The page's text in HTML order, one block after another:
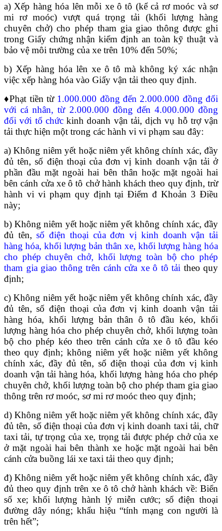
a) Xếp hàng hóa lên mỗi xe ô tô (kể cả rơ moóc và sơ
mi rơ moóc) vượt quá trọng tải (khối lượng hàng
chuyên chở) cho phép tham gia giao thông được ghi
trong Giấy chứng nhận kiểm định an toàn kỹ thuật và
bảo vệ môi trường của xe trên 10% đến 50%;
b) Xếp hàng hóa lên xe ô tô mà không ký xác nhận
việc xếp hàng hóa vào Giấy vận tải theo quy định.
♦Phạt tiền từ 1.000.000 đồng đến 2.000.000 đồng đối
với cá nhân, từ 2.000.000 đồng đến 4.000.000 đồng
đối với tổ chứckinh doanh vận tải, dịch vụ hỗ trợ vận
tải thực hiện một trong các hành vi vi phạm sau đây:
a) Không niêm yết hoặc niêm yết không chính xác, đầy
đủ tên, số điện thoại của đơn vị kinh doanh vận tải ở
phần đầu mặt ngoài hai bên thân hoặc mặt ngoài hai
bên cánh cửa xe ô tô chở hành khách theo quy định, trừ
hành vi vi phạm quy định tại Điểm đ Khoản 3 Điều
này;
b) Không niêm yết hoặc niêm yết không chính xác, đầy
đủ tên,số điện thoại của đơn vị kinh doanh vận tải
hàng hóa, khối lượng bản thân xe, khối lượng hàng hóa
cho phép chuyên chở, khối lượng toàn bộ cho phép
tham gia giao thông trên cánh cửa xe ô tô tải theo quy
định;
c) Không niêm yết hoặc niêm yết không chính xác, đầy
đủ tên, số điện thoại của đơn vị kinh doanh vận tải
hàng hóa, khối lượng bản thân ô tô đầu kéo, khối
lượng hàng hóa cho phép chuyên chở, khối lượng toàn
bộ cho phép kéo theo trên cánh cửa xe ô tô đầu kéo
theo quy định; không niêm yết hoặc niêm yết không
chính xác, đầy đủ tên, số điện thoại của đơn vị kinh
doanh vận tải hàng hóa, khối lượng hàng hóa cho phép
chuyên chở, khối lượng toàn bộ cho phép tham gia giao
thông trên rơ moóc, sơ mi rơ moóc theo quy định;
d) Không niêm yết hoặc niêm yết không chính xác, đầy
đủ tên, số điện thoại của đơn vị kinh doanh taxi tải, chữ
taxi tải, tự trọng của xe, trọng tải được phép chở của xe
ở mặt ngoài hai bên thành xe hoặc mặt ngoài hai bên
cánh cửa buồng lái xe taxi tải theo quy định;
đ) Không niêm yết hoặc niêm yết không chính xác, đầy
đủ theo quy định trên xe ô tô chở hành khách về: Biển
số xe; khối lượng hành lý miễn cước; số điện thoại
đường dây nóng; khẩu hiệu “tính mạng con người là
trên hết”;